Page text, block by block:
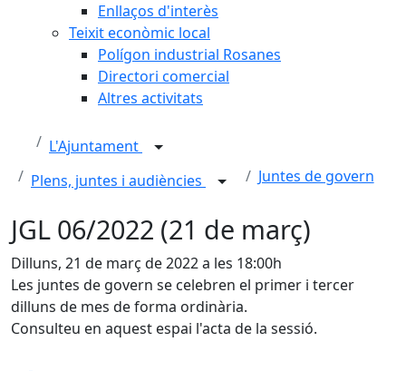
Enllaços d'interès
Teixit econòmic local
Polígon industrial Rosanes
Directori comercial
Altres activitats
L'Ajuntament
Plens, juntes i audiències
Juntes de govern
JGL 06/2022 (21 de març)
Dilluns, 21 de març de 2022 a les 18:00h
Les juntes de govern se celebren el primer i tercer
dilluns de mes de forma ordinària.
Consulteu en aquest espai l'acta de la sessió.